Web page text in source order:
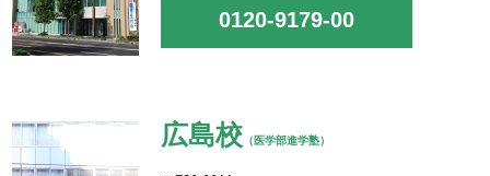
0120-9179-00
広島校 （医学部進学塾）